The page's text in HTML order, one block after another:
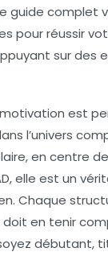
guide complet
pour réussir
sur des
est
l’univers
en centre
elle est un
Chaque
en tenir
débutant,